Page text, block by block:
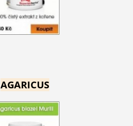
AGARICUS